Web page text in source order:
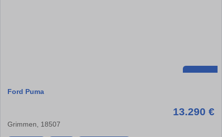
Ford Puma
13.290 €
Grimmen, 18507